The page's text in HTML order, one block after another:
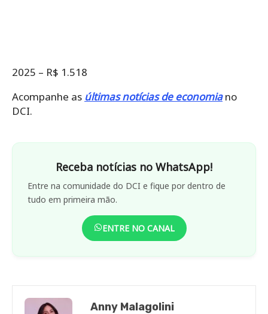
2025 – R$ 1.518
Acompanhe as últimas notícias de economiano
DCI.
Receba notícias no WhatsApp!
Entre na comunidade do DCI e fique por dentro de
tudo em primeira mão.
ENTRE NO CANAL
Anny Malagolini